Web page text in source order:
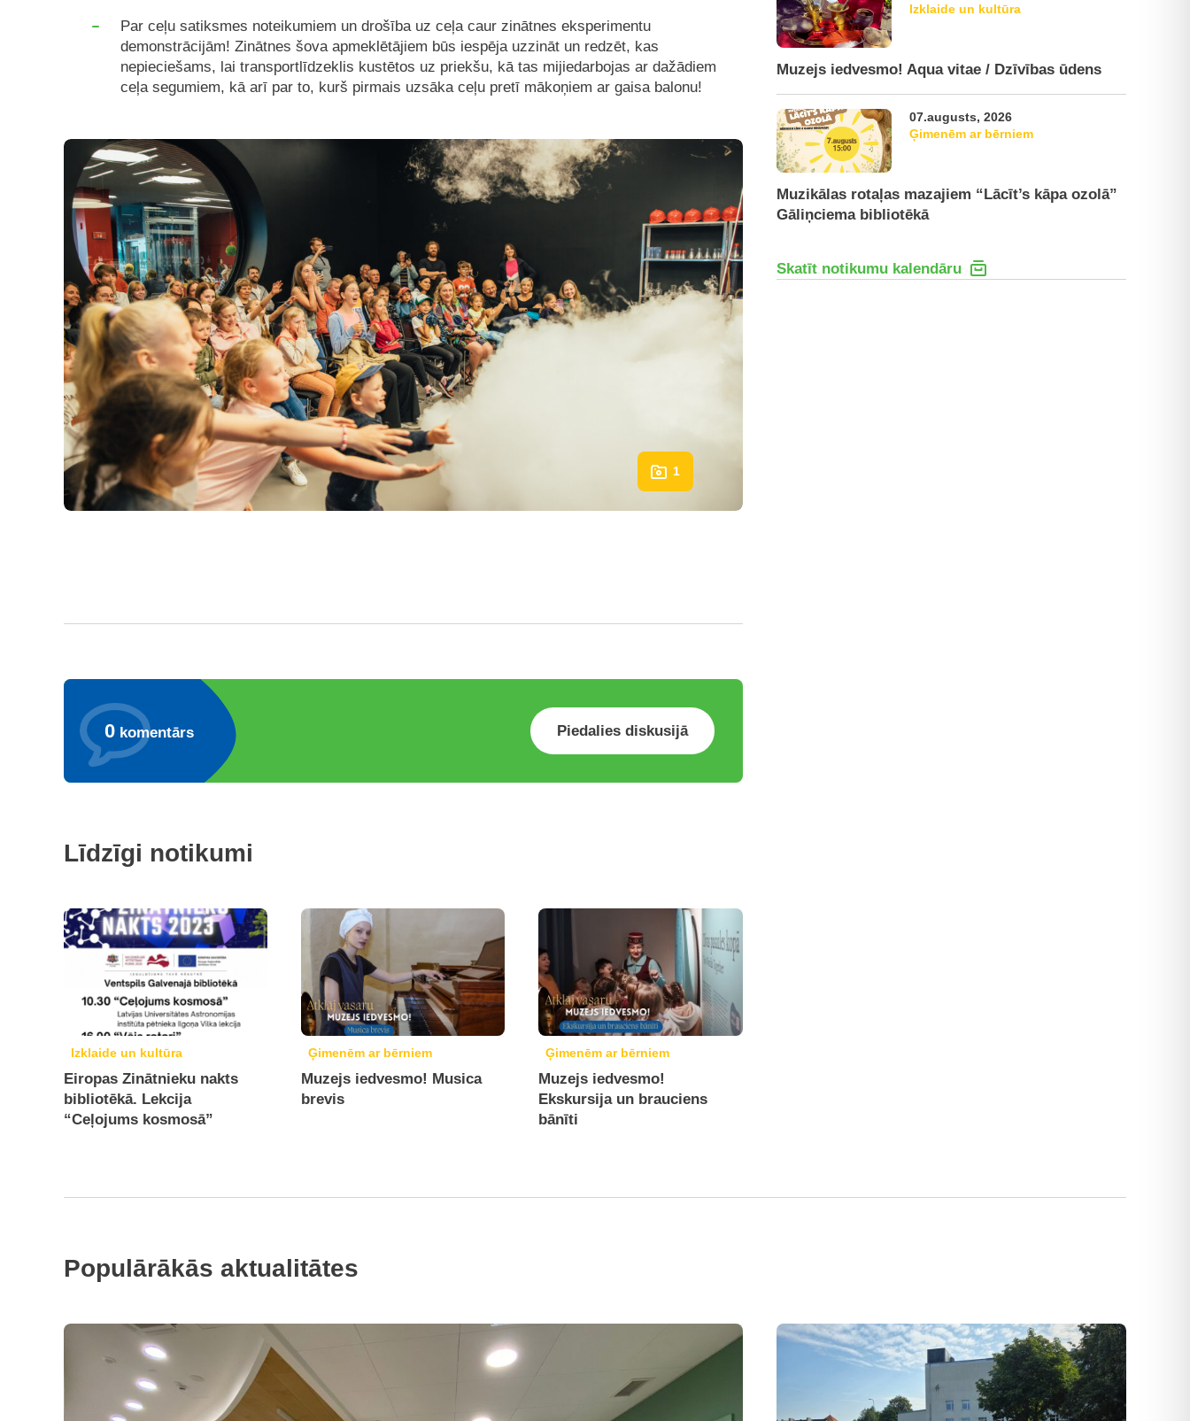
Par ceļu satiksmes noteikumiem un drošība uz ceļa caur zinātnes eksperimentu
demonstrācijām! Zinātnes šova apmeklētājiem būs iespēja uzzināt un redzēt, kas
nepieciešams, lai transportlīdzeklis kustētos uz priekšu, kā tas mijiedarbojas ar dažādiem
ceļa segumiem, kā arī par to, kurš pirmais uzsāka ceļu pretī mākoņiem ar gaisa balonu!
1
0 komentārs Piedalies diskusijā
Līdzīgi notikumi
Izklaide un kultūra
Eiropas Zinātnieku nakts
bibliotēkā. Lekcija
“Ceļojums kosmosā”
Ģimenēm ar bērniem
Muzejs iedvesmo! Musica
brevis
Ģimenēm ar bērniem
Muzejs iedvesmo!
Ekskursija un brauciens
bānīti
Izklaide un kultūra
Muzejs iedvesmo! Aqua vitae / Dzīvības ūdens
07.augusts, 2026
Ģimenēm ar bērniem
Muzikālas rotaļas mazajiem “Lācīt’s kāpa ozolā”
Gāliņciema bibliotēkā
Skatīt notikumu kalendāru
Populārākās aktualitātes